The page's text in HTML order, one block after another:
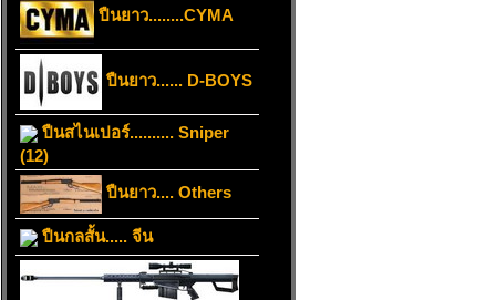
ปืนยาว........CYMA
ปืนยาว...... D-BOYS
ปืนสไนเปอร์.......... Sniper
(12)
ปืนยาว.... Others
ปืนกลสั้น..... จีน